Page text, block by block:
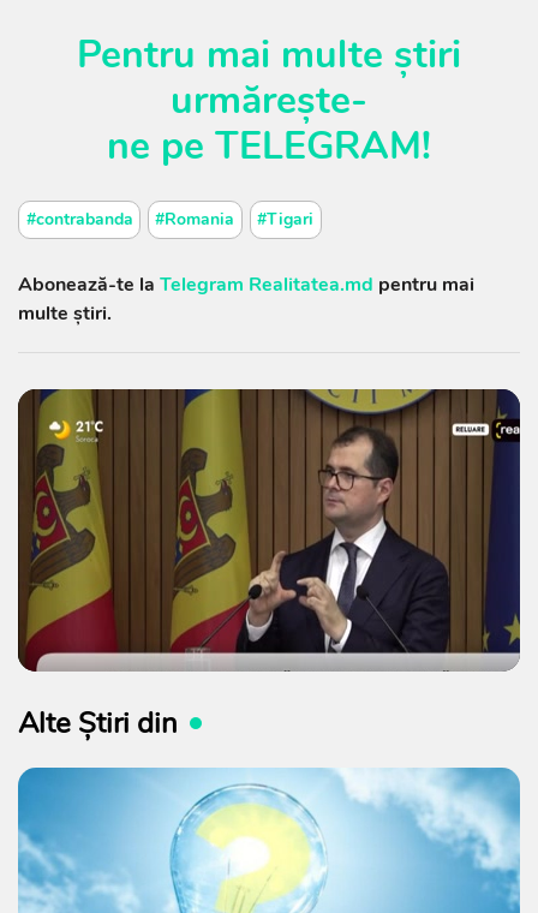
Pentru mai multe știri
urmărește-
ne pe TELEGRAM!
#contrabanda #Romania #Tigari
Abonează-te la Telegram Realitatea.md pentru mai
multe știri.
Alte Știri din